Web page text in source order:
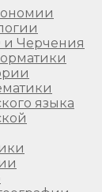
и Черчения
языка